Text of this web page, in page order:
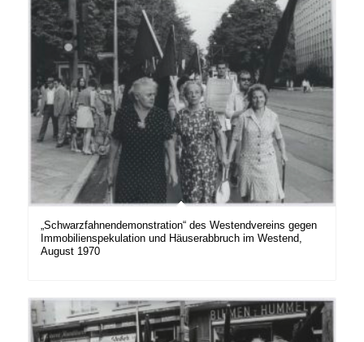
„Schwarzfahnendemonstration“ des Westendvereins gegen
Immobilienspekulation und Häuserabbruch im Westend,
August 1970